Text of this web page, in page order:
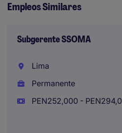
Empleos Similares
Subgerente SSOMA
Lima
Permanente
PEN252,000 -